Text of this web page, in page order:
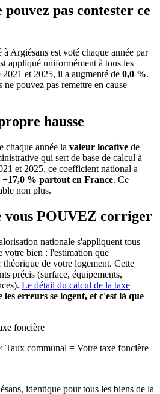
pas contester ce
à Argiésans est voté chaque année par
appliqué uniformément à tous les
2021 et 2025, il a augmenté de 0,0 %.
pouvez pas remettre en cause
hausse
chaque année la valeur locative de
qui sert de base de calcul à
et 2025, ce coefficient national a
+17,0 % partout en France. Ce
non plus.
vous POUVEZ corriger
nationale s'appliquent tous
votre bien : l'estimation que
de votre logement. Cette
précis (surface, équipements,
Le détail du calcul de la taxe
les erreurs se logent, et c'est là que
foncière
Taux communal = Votre taxe foncière
identique pour tous les biens de la